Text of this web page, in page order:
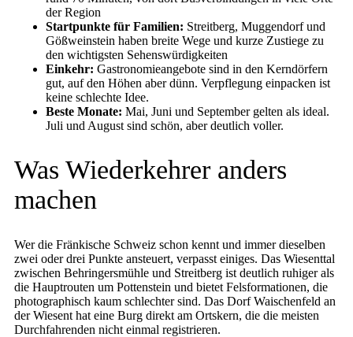
der Region
Startpunkte für Familien: Streitberg, Muggendorf und
Gößweinstein haben breite Wege und kurze Zustiege zu
den wichtigsten Sehenswürdigkeiten
Einkehr: Gastronomieangebote sind in den Kerndörfern
gut, auf den Höhen aber dünn. Verpflegung einpacken ist
keine schlechte Idee.
Beste Monate: Mai, Juni und September gelten als ideal.
Juli und August sind schön, aber deutlich voller.
Was Wiederkehrer anders
machen
Wer die Fränkische Schweiz schon kennt und immer dieselben
zwei oder drei Punkte ansteuert, verpasst einiges. Das Wiesenttal
zwischen Behringersmühle und Streitberg ist deutlich ruhiger als
die Hauptrouten um Pottenstein und bietet Felsformationen, die
photographisch kaum schlechter sind. Das Dorf Waischenfeld an
der Wiesent hat eine Burg direkt am Ortskern, die die meisten
Durchfahrenden nicht einmal registrieren.